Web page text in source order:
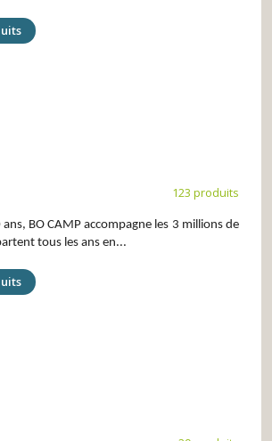
123 produits
BO CAMP accompagne les 3 millions de
tous les ans en...